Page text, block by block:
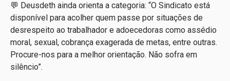
💬 Deusdeth ainda orienta a categoria: “O Sindicato está
disponível para acolher quem passe por situações de
desrespeito ao trabalhador e adoecedoras como assédio
moral, sexual, cobrança exagerada de metas, entre outras.
Procure-nos para a melhor orientação. Não sofra em
silêncio”.